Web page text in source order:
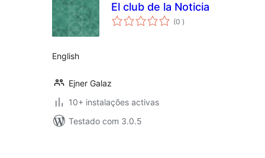
El club de la Noticia
(0 classificações
)
English
Ejner Galaz
10+ instalações activas
Testado com 3.0.5